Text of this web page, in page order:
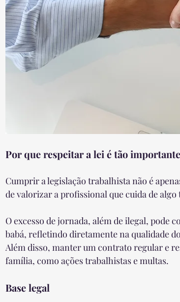
Por que respeitar a lei é tão
Cumprir a legislação trabalhista não é
de valorizar a profissional que cuida de
O excesso de jornada, além de ilegal, pode
babá, refletindo diretamente na qualidade
Além disso, manter um contrato regular e
família, como ações trabalhistas e multas.
Base legal